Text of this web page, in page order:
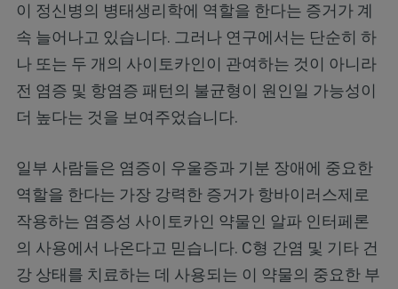
이 정신병의 병태생리학에 역할을 한다는 증거가 계
속 늘어나고 있습니다. 그러나 연구에서는 단순히 하
나 또는 두 개의 사이토카인이 관여하는 것이 아니라
전 염증 및 항염증 패턴의 불균형이 원인일 가능성이
더 높다는 것을 보여주었습니다.
일부 사람들은 염증이 우울증과 기분 장애에 중요한
역할을 한다는 가장 강력한 증거가 항바이러스제로
작용하는 염증성 사이토카인 약물인 알파 인터페론
의 사용에서 나온다고 믿습니다. C형 간염 및 기타 건
강 상태를 치료하는 데 사용되는 이 약물의 중요한 부